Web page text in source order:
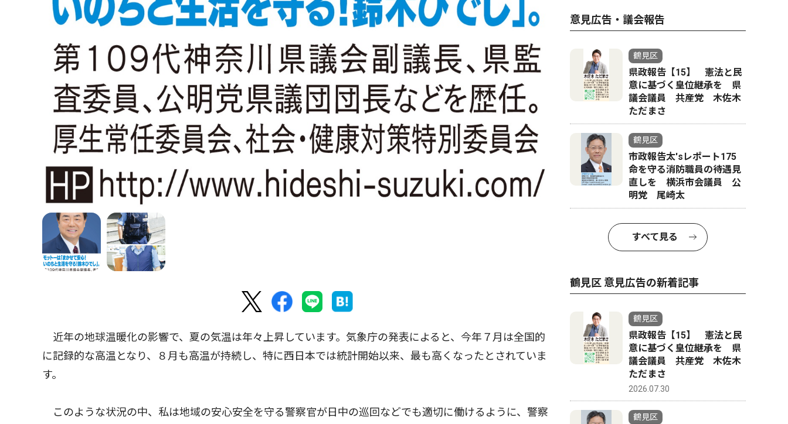
耐刃防護衣の下に空調ベ
近年の地球温暖化の影響で、夏の気温は年々上昇しています。気象庁の発表によると、今年７月は全国的
に記録的な高温となり、８月も高温が持続し、特に西日本では統計開始以来、最も高くなったとされていま
す。
このような状況の中、私は地域の安心安全を守る警察官が日中の巡回などでも適切に働けるように、警察
意見広告・議会報告
鶴見区
県政報告【15】 憲法と民
意に基づく皇位継承を 県
議会議員 共産党 木佐木
ただまさ
鶴見区
市政報告太'sレポート175
命を守る消防職員の待遇見
直しを 横浜市会議員 公
明党 尾崎太
すべて見る
鶴見区 意見広告の新着記事
鶴見区
県政報告【15】 憲法と民
意に基づく皇位継承を 県
議会議員 共産党 木佐木
ただまさ
2026.07.30
鶴見区